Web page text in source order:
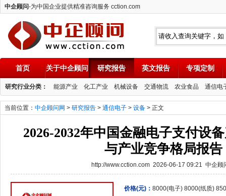
中企顾问-为中国企业提供精准咨询服务 cction.com
中企顾问
首页 关于中企顾问 研究报告 英文报告 专项定制
研究行业分类： 能源产业 化工产业 机械设备 交通物流 农业食品 通信电
当前位置： 中企顾问网 > 研究报告 > 通信电子 > 设备 > 正文
2026-2032年中国金融电子支付设
与产业竞争格局报告
http://www.cction.com 2026-06-17 09:21 中企顾
价格(元)： 8000(电子) 8000(纸质)